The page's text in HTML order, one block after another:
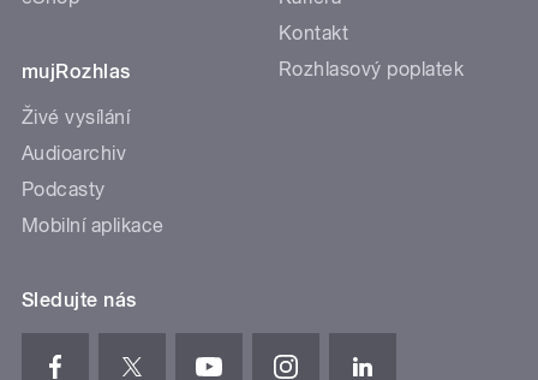
mujRozhlas
Živé vysílání
Audioarchiv
Podcasty
Mobilní aplikace
Kontakt
Rozhlasový poplatek
Sledujte nás